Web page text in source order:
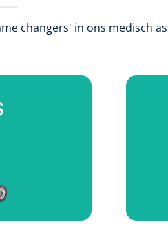
changers' in ons medisch